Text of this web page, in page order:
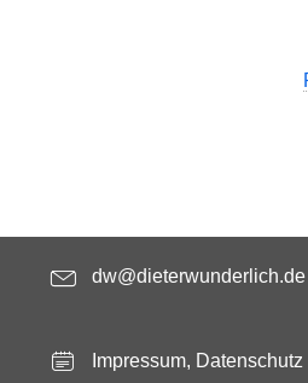
dw@dieterwunderlich.de
Impressum, Datenschutz